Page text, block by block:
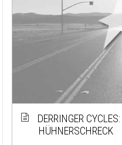
DERRINGER
ÜHNERSCHRECK